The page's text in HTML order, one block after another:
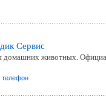
Сервис
домашних животных.
телефон